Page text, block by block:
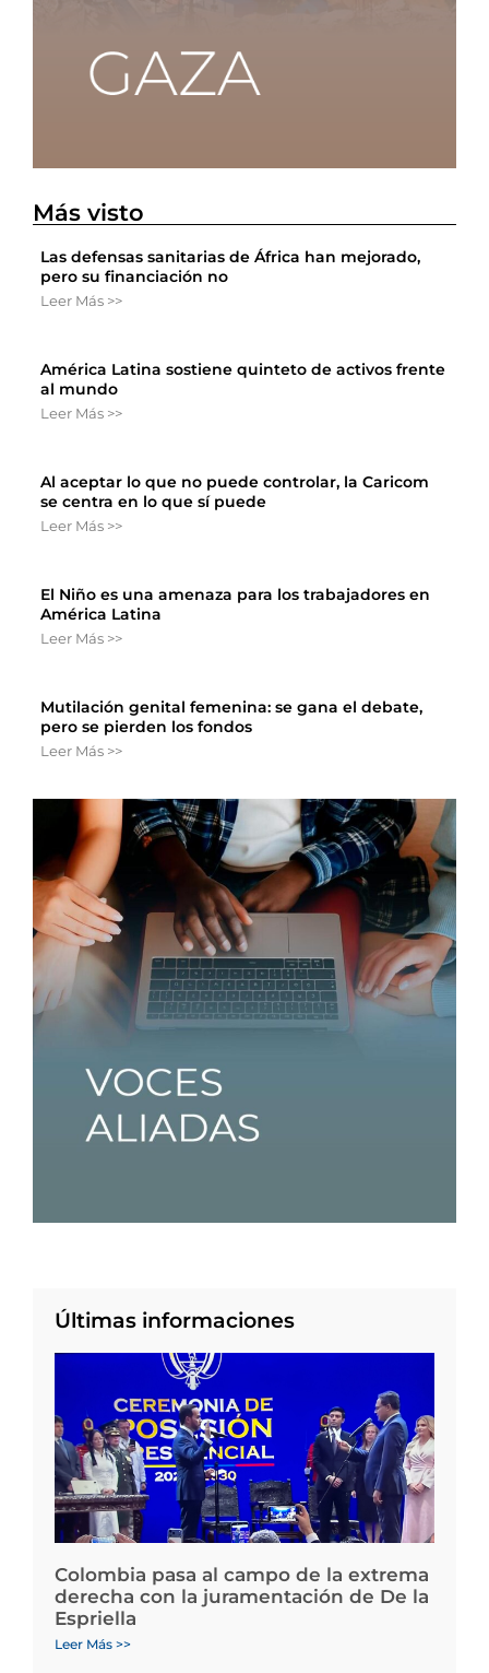
Más visto
Las defensas sanitarias de África han mejorado,
pero su financiación no
Leer Más >>
América Latina sostiene quinteto de activos frente
al mundo
Leer Más >>
Al aceptar lo que no puede controlar, la Caricom
se centra en lo que sí puede
Leer Más >>
El Niño es una amenaza para los trabajadores en
América Latina
Leer Más >>
Mutilación genital femenina: se gana el debate,
pero se pierden los fondos
Leer Más >>
Últimas informaciones
Colombia pasa al campo de la extrema
derecha con la juramentación de De la
Espriella
Leer Más >>